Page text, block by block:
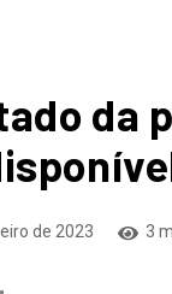
da
de 2023 3